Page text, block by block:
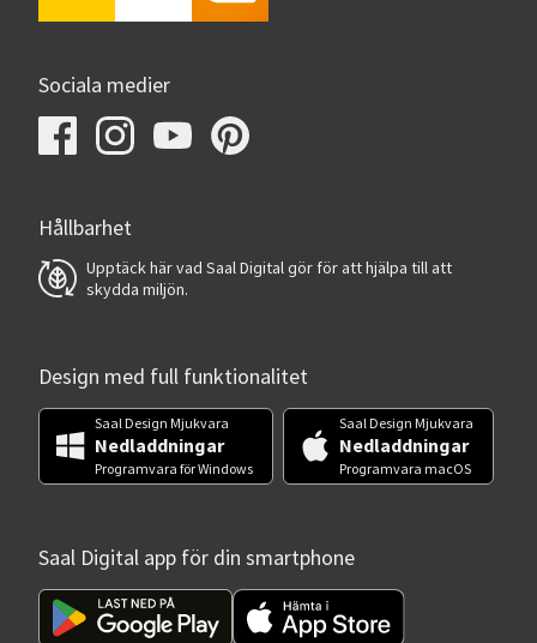
Sociala medier
Hållbarhet
Upptäck här vad Saal Digital gör för att hjälpa till att
skydda miljön.
Design med full funktionalitet
Saal Design Mjukvara
Nedladdningar
Programvara för Windows
Saal Design Mjukvara
Nedladdningar
Programvara macOS
Saal Digital app för din smartphone